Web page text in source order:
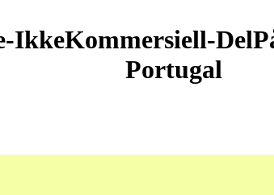
IkkeKommersiell-
Portugal